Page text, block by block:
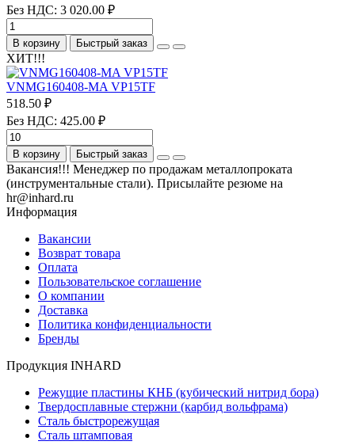
Без НДС: 3 020.00 ₽
В корзину Быстрый заказ
ХИТ!!!
VNMG160408-MA VP15TF
518.50 ₽
Без НДС: 425.00 ₽
В корзину Быстрый заказ
Вакансия!!! Менеджер по продажам металлопроката
(инструментальные стали). Присылайте резюме на
hr@inhard.ru
Информация
Вакансии
Возврат товара
Оплата
Пользовательское соглашение
О компании
Доставка
Политика конфиденциальности
Бренды
Продукция INHARD
Режущие пластины КНБ (кубический нитрид бора)
Твердосплавные стержни (карбид вольфрама)
Сталь быстрорежущая
Сталь штамповая